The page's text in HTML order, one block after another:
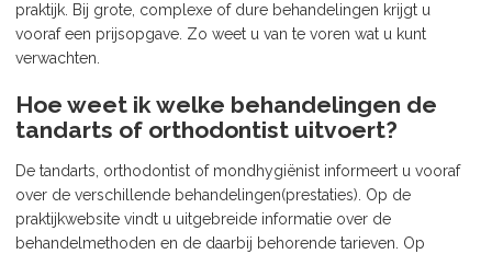
praktijk. Bij grote, complexe of dure behandelingen krijgt u
vooraf een prijsopgave. Zo weet u van te voren wat u kunt
verwachten.
Hoe weet ik welke behandelingen de
tandarts of orthodontist uitvoert?
De tandarts, orthodontist of mondhygiënist informeert u vooraf
over de verschillende behandelingen(prestaties). Op de
praktijkwebsite vindt u uitgebreide informatie over de
behandelmethoden en de daarbij behorende tarieven. Op